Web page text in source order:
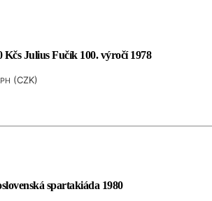
Kčs Julius Fučík 100. výročí 1978
(CZK)
spartakiáda 1980